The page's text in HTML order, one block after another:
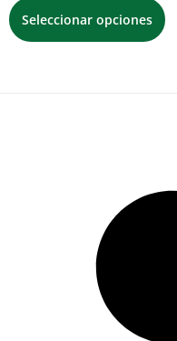
Seleccionar opciones